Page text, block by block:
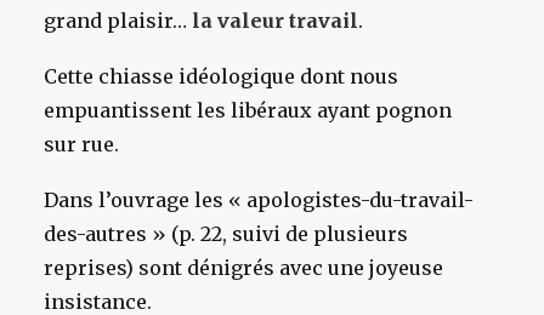
grand plaisir… la valeur travail.
Cette chiasse idéologique dont nous
empuantissent les libéraux ayant pognon
sur rue.
Dans l’ouvrage les « apologistes-du-travail-
des-autres » (p. 22, suivi de plusieurs
reprises) sont dénigrés avec une joyeuse
insistance.